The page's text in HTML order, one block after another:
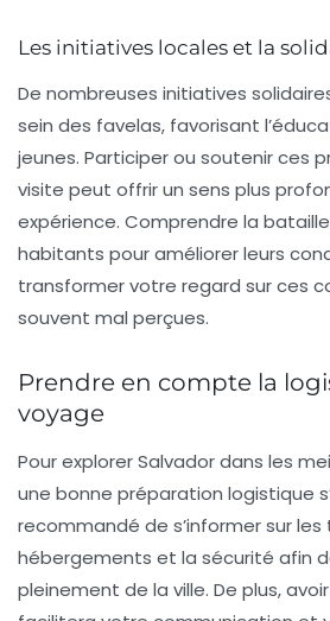
Les initiatives locales et la
De nombreuses initiatives
sein des favelas, favorisant
jeunes. Participer ou soutenir ces
visite peut offrir un sens plus
expérience. Comprendre la
habitants pour améliorer leurs
transformer votre regard sur ces
souvent mal perçues.
Prendre en compte la
voyage
Pour explorer Salvador dans les
une bonne préparation logistique
recommandé de s’informer sur les
hébergements et la sécurité afin
pleinement de la ville. De plus,